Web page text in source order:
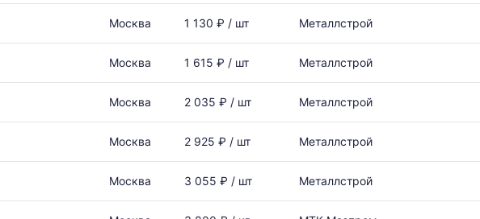
Москва 1 130 ₽ / шт Металлстрой
Москва 1 615 ₽ / шт Металлстрой
Москва 2 035 ₽ / шт Металлстрой
Москва 2 925 ₽ / шт Металлстрой
Москва 3 055 ₽ / шт Металлстрой